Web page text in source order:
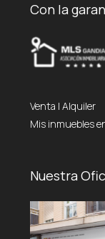
Con la
Venta | Alquiler
Mis inmuebles
Nuestra